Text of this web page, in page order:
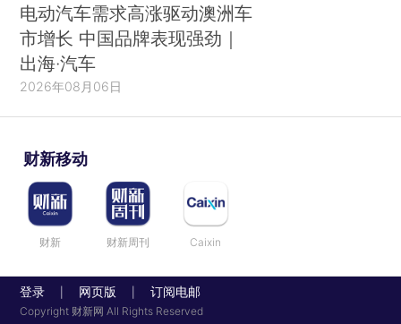
电动汽车需求高涨驱动澳洲车
市增长 中国品牌表现强劲｜
出海·汽车
2026年08月06日
财新移动
财新 财新周刊 Caixin
登录 网页版 订阅电邮
Copyright 财新网 All Rights Reserved